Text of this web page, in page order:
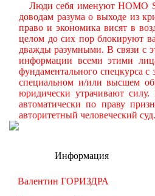
Люди себя именуют HOMO
доводам разума о выходе из
право и экономика висят в
целом до сих пор блокируют
дважды разумными. В связи с
информации всеми этими
фундаментального спецкурса
специальном и/или высшем
юридически утрачивают
автоматически по праву
авторитетный человеческий суд.
Информация
Валентин ГОРИЗДРА